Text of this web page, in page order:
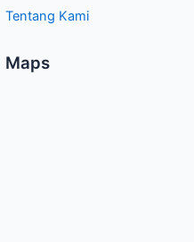
Tentang Kami
Maps